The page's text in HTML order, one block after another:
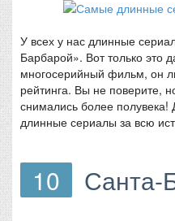
У всех у нас длинные
Барбарой». Вот только это
многосерийный фильм, он
рейтинга. Вы не поверите,
снимались более
длинные сериалы за всю
10 Санта-